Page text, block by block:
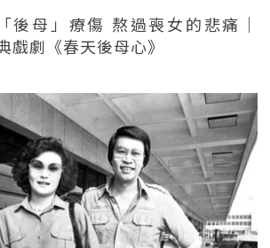
後母」療傷 熬過喪女的悲痛｜
戲劇《春天後母心》